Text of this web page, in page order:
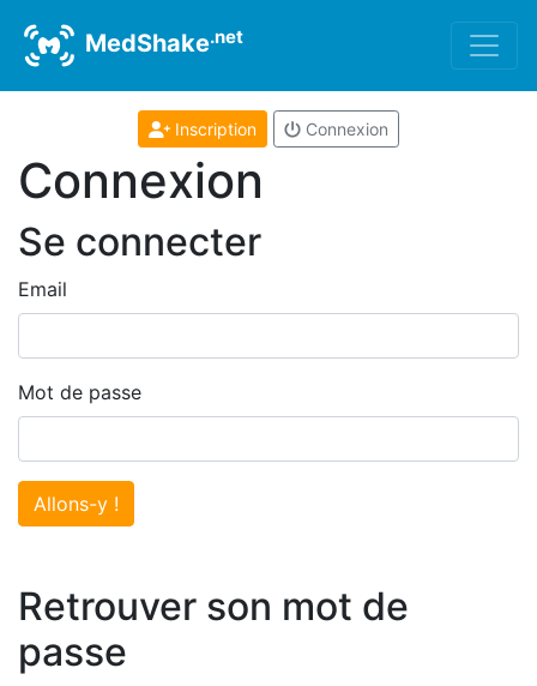
MedShake.net
Inscription Connexion
Connexion
Se connecter
Email
Mot de passe
Allons-y !
Retrouver son mot de
passe